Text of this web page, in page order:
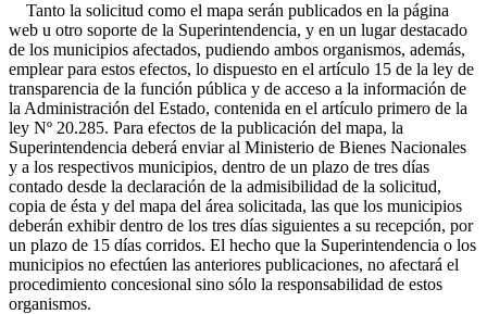
Tanto la solicitud como el mapa serán publicados en la página
web u otro soporte de la Superintendencia, y en un lugar destacado
de los municipios afectados, pudiendo ambos organismos, además,
emplear para estos efectos, lo dispuesto en el artículo 15 de la ley de
transparencia de la función pública y de acceso a la información de
la Administración del Estado, contenida en el artículo primero de la
ley Nº 20.285. Para efectos de la publicación del mapa, la
Superintendencia deberá enviar al Ministerio de Bienes Nacionales
y a los respectivos municipios, dentro de un plazo de tres días
contado desde la declaración de la admisibilidad de la solicitud,
copia de ésta y del mapa del área solicitada, las que los municipios
deberán exhibir dentro de los tres días siguientes a su recepción, por
un plazo de 15 días corridos. El hecho que la Superintendencia o los
municipios no efectúen las anteriores publicaciones, no afectará el
procedimiento concesional sino sólo la responsabilidad de estos
organismos.